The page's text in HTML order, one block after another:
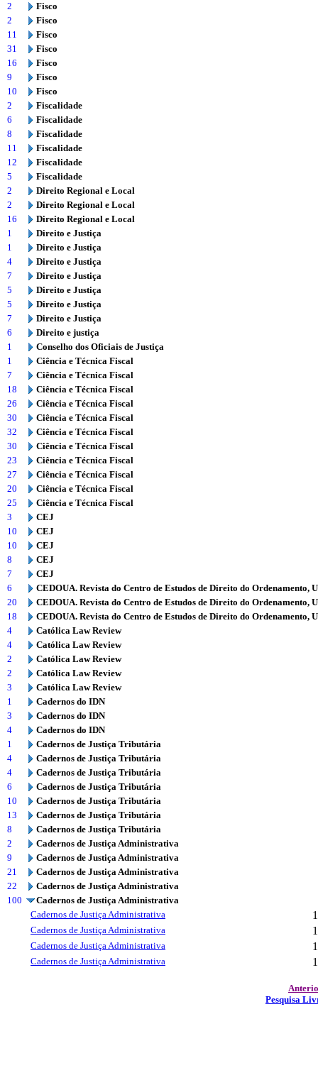
2
Fisco
2
Fisco
11
Fisco
31
Fisco
16
Fisco
9
Fisco
10
Fisco
2
Fiscalidade
6
Fiscalidade
8
Fiscalidade
11
Fiscalidade
12
Fiscalidade
5
Fiscalidade
2
Direito Regional e Local
2
Direito Regional e Local
16
Direito Regional e Local
1
Direito e Justiça
1
Direito e Justiça
4
Direito e Justiça
7
Direito e Justiça
5
Direito e Justiça
5
Direito e Justiça
7
Direito e Justiça
6
Direito e justiça
1
Conselho dos Oficiais de Justiça
1
Ciência e Técnica Fiscal
7
Ciência e Técnica Fiscal
18
Ciência e Técnica Fiscal
26
Ciência e Técnica Fiscal
30
Ciência e Técnica Fiscal
32
Ciência e Técnica Fiscal
30
Ciência e Técnica Fiscal
23
Ciência e Técnica Fiscal
27
Ciência e Técnica Fiscal
20
Ciência e Técnica Fiscal
25
Ciência e Técnica Fiscal
3
CEJ
10
CEJ
10
CEJ
8
CEJ
7
CEJ
6
CEDOUA. Revista do Centro de Estudos de Direito do Ordenamento,
20
CEDOUA. Revista do Centro de Estudos de Direito do Ordenamento,
18
CEDOUA. Revista do Centro de Estudos de Direito do Ordenamento,
4
Católica Law Review
4
Católica Law Review
2
Católica Law Review
2
Católica Law Review
3
Católica Law Review
1
Cadernos do IDN
3
Cadernos do IDN
4
Cadernos do IDN
1
Cadernos de Justiça Tributária
4
Cadernos de Justiça Tributária
4
Cadernos de Justiça Tributária
6
Cadernos de Justiça Tributária
10
Cadernos de Justiça Tributária
13
Cadernos de Justiça Tributária
8
Cadernos de Justiça Tributária
2
Cadernos de Justiça Administrativa
9
Cadernos de Justiça Administrativa
21
Cadernos de Justiça Administrativa
22
Cadernos de Justiça Administrativa
100
Cadernos de Justiça Administrativa
Cadernos de Justiça Administrativa
Cadernos de Justiça Administrativa
Cadernos de Justiça Administrativa
Cadernos de Justiça Administrativa
Pesquisa